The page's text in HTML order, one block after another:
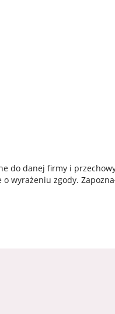
do danej firmy i
wyrażeniu zgody.